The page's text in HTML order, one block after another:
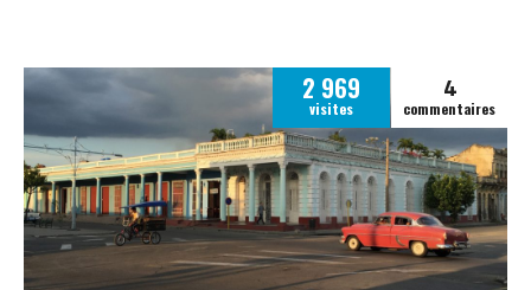
2 969
visites
4
commentaires